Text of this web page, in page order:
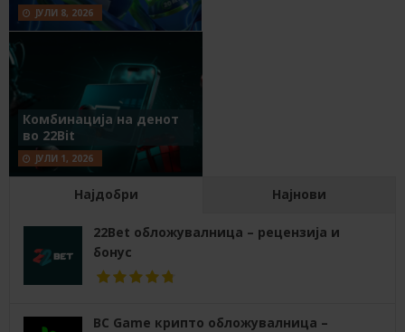
ЈУЛИ 8, 2026
Комбинација на денот
во 22Bit
ЈУЛИ 1, 2026
Најдобри Најнови
22Bet обложувалница – рецензија и
бонус
BC Game крипто обложувалница –